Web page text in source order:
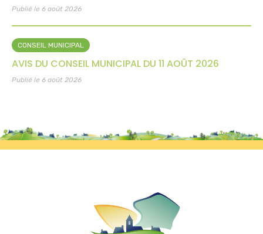
Publié le 6 août 2026
CONSEIL MUNICIPAL
AVIS DU CONSEIL MUNICIPAL DU 11 AOÛT 2026
Publié le 6 août 2026